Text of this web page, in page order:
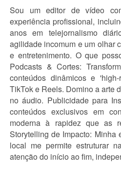
Sou um editor de vídeo
experiência profissional,
anos em telejornalismo
agilidade incomum e um olhar
e entretenimento. O que
Podcasts & Cortes:
conteúdos dinâmicos e
TikTok e Reels. Domino a arte
no áudio. Publicidade para
conteúdos exclusivos em
moderna à rapidez que as
Storytelling de Impacto: Minha
local me permite estruturar
atenção do início ao fim,